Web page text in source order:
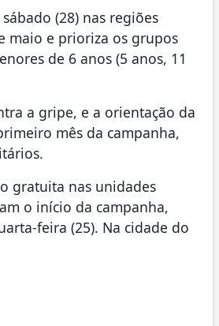
(28) nas regiões
maio e prioriza os grupos
de 6 anos (5 anos, 11
a gripe, e a orientação da
mês da campanha,
gratuita nas unidades
o início da campanha,
feira (25). Na cidade do